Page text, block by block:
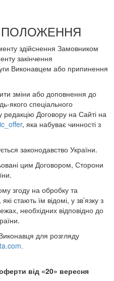
ПОЛОЖЕННЯ
здійснення Замовником
закінчення
Виконавцем або припинення
зміни або доповнення до
якого спеціального
Договору на Сайті на
, яка набуває чинності з
законодавство України.
цим Договором, Сторони
згоду на обробку та
стають їм відомі, у зв’язку з
необхідних відповідно до
для розгляду
від «20» вересня